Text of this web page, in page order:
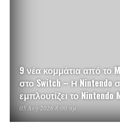
9 νέα κομμάτια από το
στο Switch – Η Nintendo
εμπλουτίζει το Nintendo
05 Αυγ 2026 8:00 πμ